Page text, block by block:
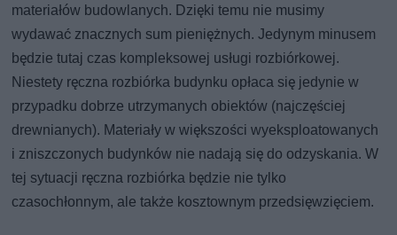
materiałów budowlanych. Dzięki temu nie musimy
wydawać znacznych sum pieniężnych. Jedynym minusem
będzie tutaj czas kompleksowej usługi rozbiórkowej.
Niestety ręczna rozbiórka budynku opłaca się jedynie w
przypadku dobrze utrzymanych obiektów (najczęściej
drewnianych). Materiały w większości wyeksploatowanych
i zniszczonych budynków nie nadają się do odzyskania. W
tej sytuacji ręczna rozbiórka będzie nie tylko
czasochłonnym, ale także kosztownym przedsięwzięciem.